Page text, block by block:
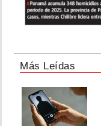
Más Leídas